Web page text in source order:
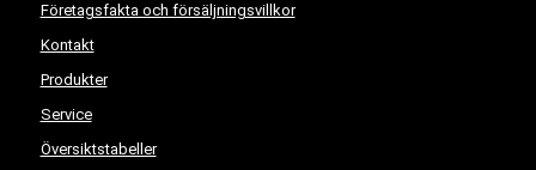
Företagsfakta och försäljningsvillkor
Kontakt
Produkter
Service
Översiktstabeller